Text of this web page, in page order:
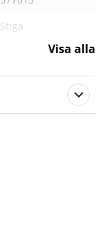
Stiga
Visa alla